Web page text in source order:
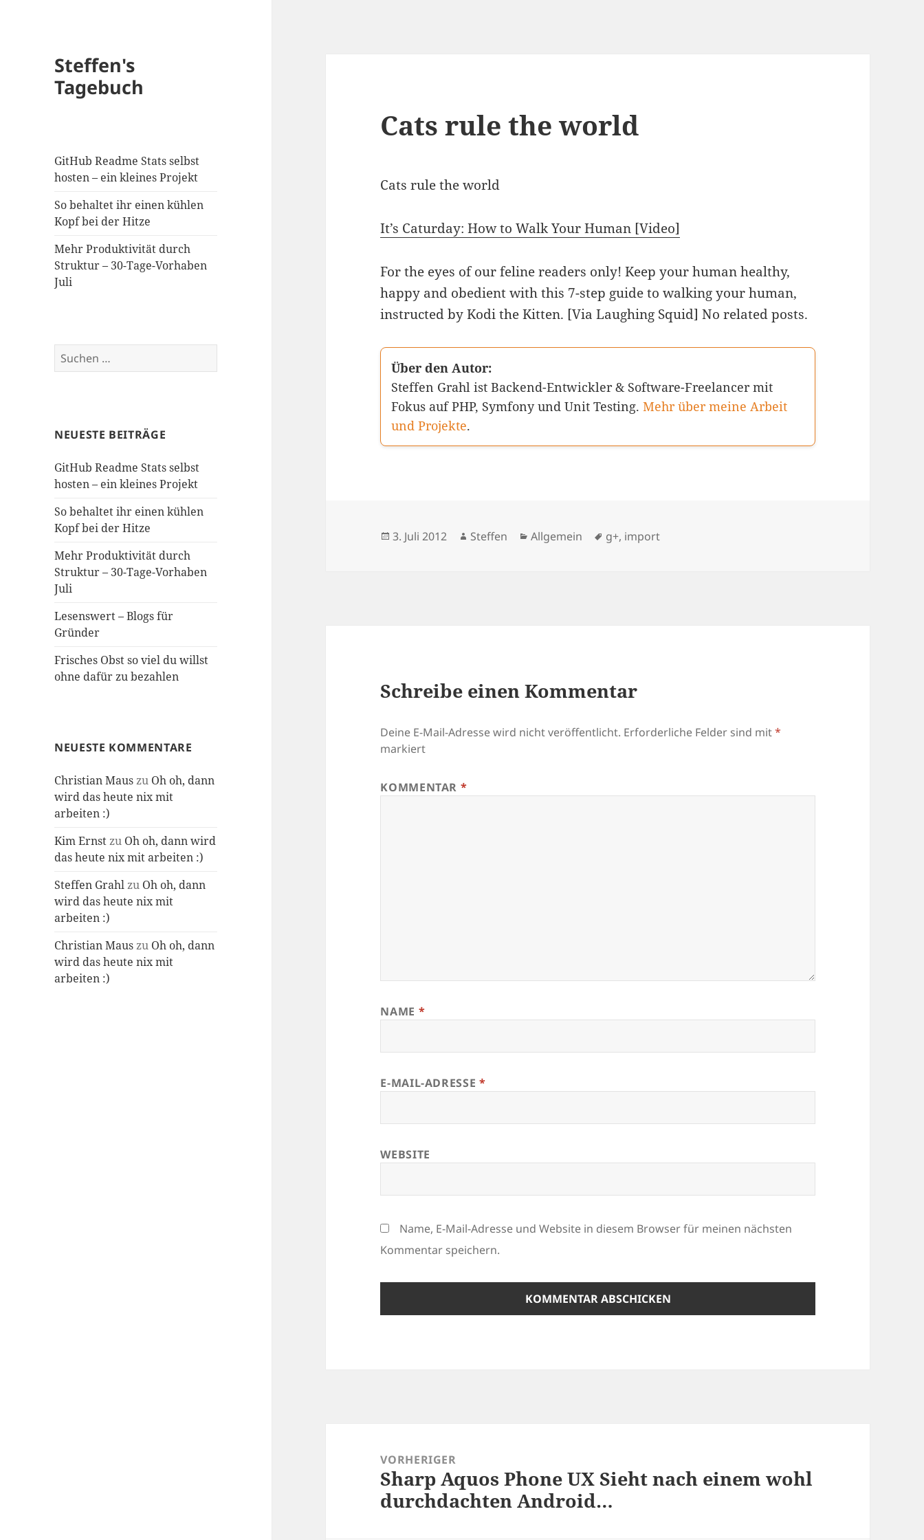
Steffen's
Tagebuch
GitHub Readme Stats selbst
hosten – ein kleines Projekt
So behaltet ihr einen kühlen
Kopf bei der Hitze
Mehr Produktivität durch
Struktur – 30-Tage-Vorhaben
Juli
Suchen
nach:
NEUESTE BEITRÄGE
GitHub Readme Stats selbst
hosten – ein kleines Projekt
So behaltet ihr einen kühlen
Kopf bei der Hitze
Mehr Produktivität durch
Struktur – 30-Tage-Vorhaben
Juli
Lesenswert – Blogs für
Gründer
Frisches Obst so viel du willst
ohne dafür zu bezahlen
NEUESTE KOMMENTARE
Christian Mauszu Oh oh, dann
wird das heute nix mit
arbeiten :)
Kim Ernstzu Oh oh, dann wird
das heute nix mit arbeiten :)
Steffen Grahlzu Oh oh, dann
wird das heute nix mit
arbeiten :)
Christian Mauszu Oh oh, dann
wird das heute nix mit
arbeiten :)
Cats rule the world
Cats rule the world
It’s Caturday: How to Walk Your Human [Video]
For the eyes of our feline readers only! Keep your human healthy,
happy and obedient with this 7-step guide to walking your human,
instructed by Kodi the Kitten. [Via Laughing Squid] No related posts.
Über den Autor:
Steffen Grahl ist Backend-Entwickler & Software-Freelancer mit
Fokus auf PHP, Symfony und Unit Testing.Mehr über meine Arbeit
und Projekte.
Veröffentlicht
3. Juli 2012 Autor
Steffen Kategorien
Allgemein Schlagwörter
g+, import
Schreibe einen Kommentar
Deine E-Mail-Adresse wird nicht veröffentlicht. Erforderliche Felder sind mit*
markiert
KOMMENTAR *
NAME *
E-MAIL-ADRESSE *
WEBSITE
Name, E-Mail-Adresse und Website in diesem Browser für meinen nächsten
Kommentar speichern.
VORHERIGER
Vorheriger
Beitrag:
Sharp Aquos Phone UX Sieht nach einem wohl
durchdachten Android…